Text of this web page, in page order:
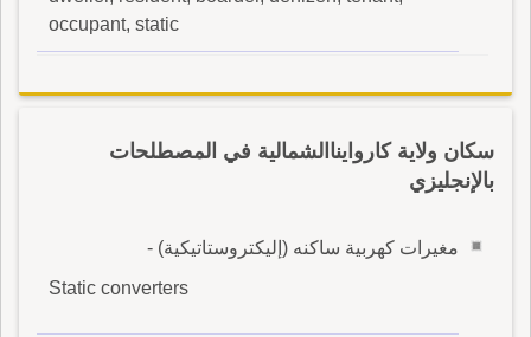
occupant, static
سكان ولاية كاروايناالشمالية في المصطلحات
بالإنجليزي
مغيرات كهربية ساكنه (إليكتروستاتيكية) -
Static converters